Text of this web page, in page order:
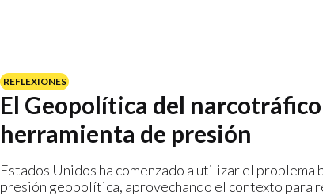
REFLEXIONES
El Geopolítica del
herramienta de presión
Estados Unidos ha comenzado a utilizar el
presión geopolítica, aprovechando el contexto para